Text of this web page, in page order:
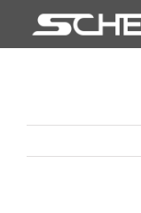
Inhalt